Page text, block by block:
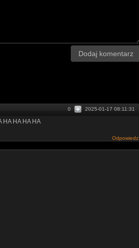
Dodaj komentarz
2025-01-17 08:11:31
0
HA HA HA HA
Odpowiedz